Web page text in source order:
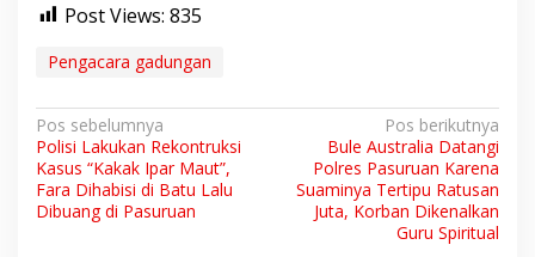
Post Views: 835
Pengacara gadungan
N
a
v
Pos sebelumnya
Polisi Lakukan Rekontruksi
Kasus “Kakak Ipar Maut”,
Fara Dihabisi di Batu Lalu
Dibuang di Pasuruan
Pos berikutnya
Bule Australia Datangi
Polres Pasuruan Karena
Suaminya Tertipu Ratusan
Juta, Korban Dikenalkan
Guru Spiritual